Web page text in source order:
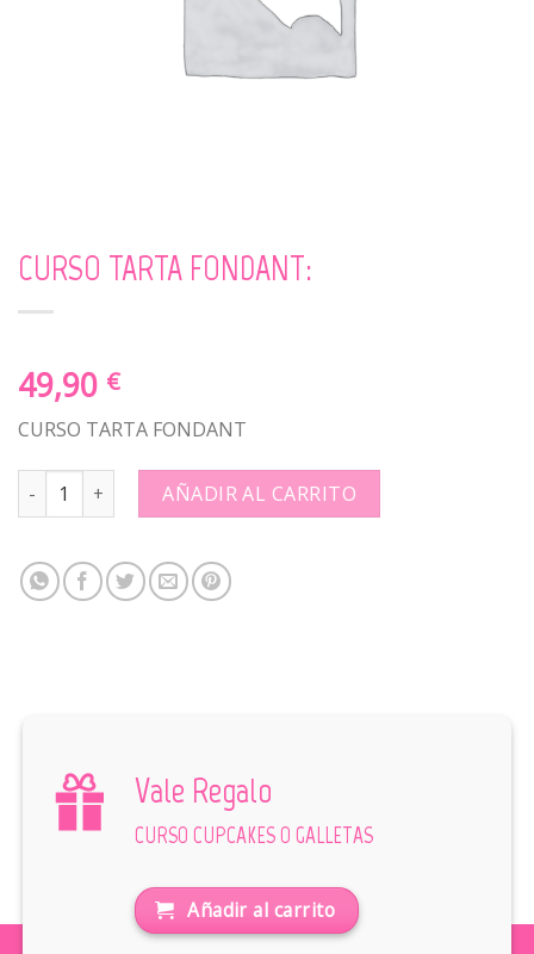
CURSO TARTA FONDANT:
49,90 €
CURSO TARTA FONDANT
CURSO TARTA FONDANT: quantity
AÑADIR AL CARRITO
Vale Regalo
CURSO CUPCAKES O GALLETAS
Añadir al carrito